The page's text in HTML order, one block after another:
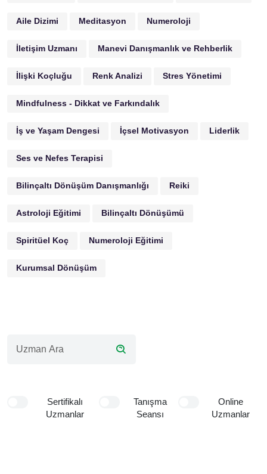
Aile Dizimi Meditasyon Numeroloji
İletişim Uzmanı Manevi Danışmanlık ve Rehberlik
İlişki Koçluğu Renk Analizi Stres Yönetimi
Mindfulness - Dikkat ve Farkındalık
İş ve Yaşam Dengesi İçsel Motivasyon Liderlik
Ses ve Nefes Terapisi
Bilinçaltı Dönüşüm Danışmanlığı Reiki
Astroloji Eğitimi Bilinçaltı Dönüşümü
Spiritüel Koç Numeroloji Eğitimi
Kurumsal Dönüşüm
Sertifikalı
Uzmanlar
Tanışma
Seansı
Online
Uzmanlar